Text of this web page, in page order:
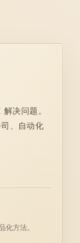
决问题。
、自动化
化方法。